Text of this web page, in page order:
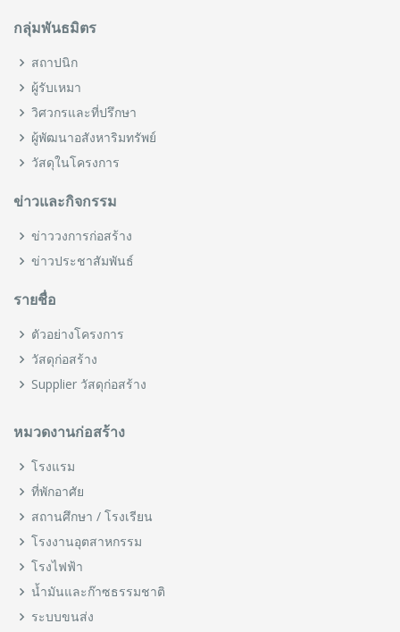
กลุ่มพันธมิตร
สถาปนิก
ผู้รับเหมา
วิศวกรและที่ปรึกษา
ผู้พัฒนาอสังหาริมทรัพย์
วัสดุในโครงการ
ข่าวและกิจกรรม
ข่าววงการก่อสร้าง
ข่าวประชาสัมพันธ์
รายชื่อ
ตัวอย่างโครงการ
วัสดุก่อสร้าง
Supplier วัสดุก่อสร้าง
หมวดงานก่อสร้าง
โรงแรม
ที่พักอาศัย
สถานศึกษา / โรงเรียน
โรงงานอุตสาหกรรม
โรงไฟฟ้า
น้ำมันและก๊าซธรรมชาติ
ระบบขนส่ง